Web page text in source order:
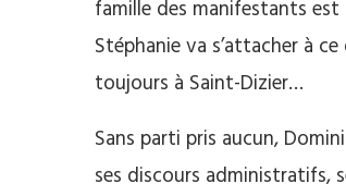
famille des manifestants
Stéphanie va s’attacher à
toujours à Saint-Dizier…
Sans parti pris aucun,
ses discours administratifs,